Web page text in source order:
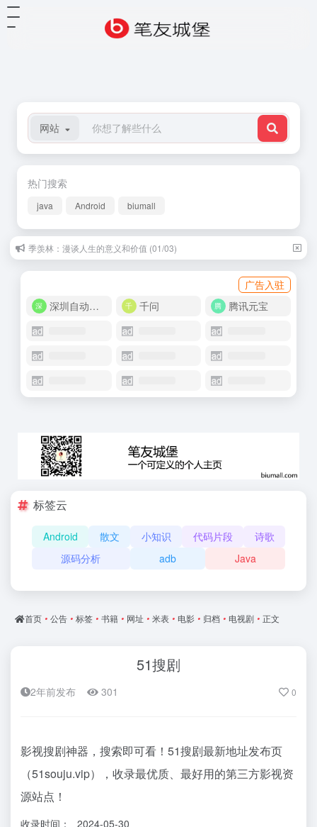
网站
热门搜索
java Android biumall
季羡林：漫谈人生的意义和价值 (01/03)
广告入驻
深圳自动化商城
千问 腾讯元宝
标签云
Android 散文 小知识 代码片段
诗歌
源码分析
adb Java
首页 • 公告 • 标签 • 书籍 • 网址 • 米表 • 电影 • 归档 • 电视剧 • 正文
51搜剧
2年前发布 301 0
影视搜剧神器，搜索即可看！51搜剧最新地址发布页
（51souju.vip），收录最优质、最好用的第三方影视资
源站点！
收录时间： 2024-05-30